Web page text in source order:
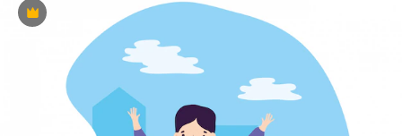
Premium